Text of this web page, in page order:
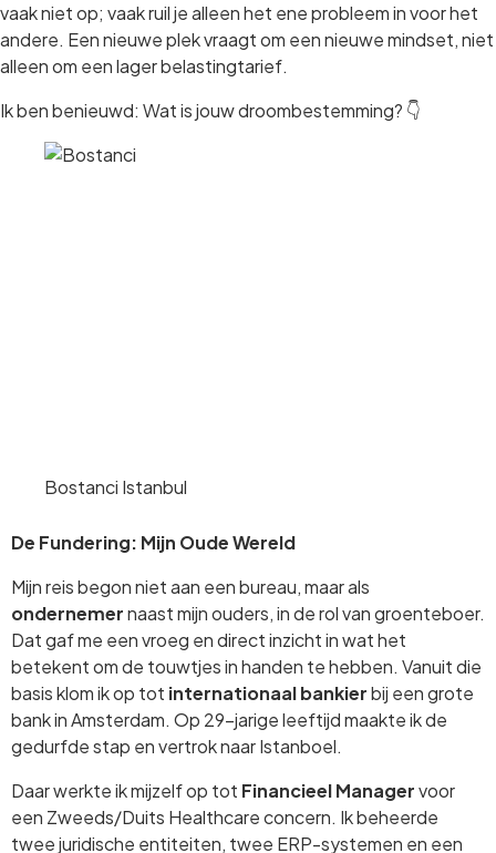
vaak niet op; vaak ruil je alleen het ene probleem in voor het
andere. Een nieuwe plek vraagt om een nieuwe mindset, niet
alleen om een lager belastingtarief.
Ik ben benieuwd: Wat is jouw droombestemming? 👇
Bostanci Istanbul
De Fundering: Mijn Oude Wereld
Mijn reis begon niet aan een bureau, maar als
ondernemernaast mijn ouders, in de rol van groenteboer.
Dat gaf me een vroeg en direct inzicht in wat het
betekent om de touwtjes in handen te hebben. Vanuit die
basis klom ik op tot internationaal bankierbij een grote
bank in Amsterdam. Op 29-jarige leeftijd maakte ik de
gedurfde stap en vertrok naar Istanboel.
Daar werkte ik mijzelf op tot Financieel Managervoor
een Zweeds/Duits Healthcare concern. Ik beheerde
twee juridische entiteiten, twee ERP-systemen en een